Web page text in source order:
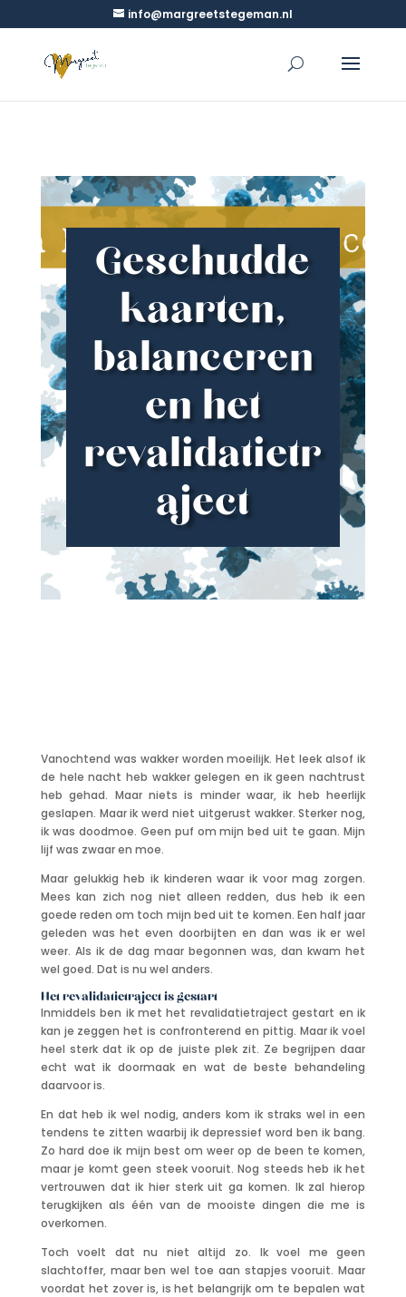
info@margreetstegeman.nl
Geschudde
kaarten,
balanceren
en het
revalidatietr
aject
Vanochtend was wakker worden moeilijk. Het leek alsof ik
de hele nacht heb wakker gelegen en ik geen nachtrust
heb gehad. Maar niets is minder waar, ik heb heerlijk
geslapen. Maar ik werd niet uitgerust wakker. Sterker nog,
ik was doodmoe. Geen puf om mijn bed uit te gaan. Mijn
lijf was zwaar en moe.
Maar gelukkig heb ik kinderen waar ik voor mag zorgen.
Mees kan zich nog niet alleen redden, dus heb ik een
goede reden om toch mijn bed uit te komen. Een half jaar
geleden was het even doorbijten en dan was ik er wel
weer. Als ik de dag maar begonnen was, dan kwam het
wel goed. Dat is nu wel anders.
Het revalidatietraject is gestart
Inmiddels ben ik met het revalidatietraject gestart en ik
kan je zeggen het is confronterend en pittig. Maar ik voel
heel sterk dat ik op de juiste plek zit. Ze begrijpen daar
echt wat ik doormaak en wat de beste behandeling
daarvoor is.
En dat heb ik wel nodig, anders kom ik straks wel in een
tendens te zitten waarbij ik depressief word ben ik bang.
Zo hard doe ik mijn best om weer op de been te komen,
maar je komt geen steek vooruit. Nog steeds heb ik het
vertrouwen dat ik hier sterk uit ga komen. Ik zal hierop
terugkijken als één van de mooiste dingen die me is
overkomen.
Toch voelt dat nu niet altijd zo. Ik voel me geen
slachtoffer, maar ben wel toe aan stapjes vooruit. Maar
voordat het zover is, is het belangrijk om te bepalen wat